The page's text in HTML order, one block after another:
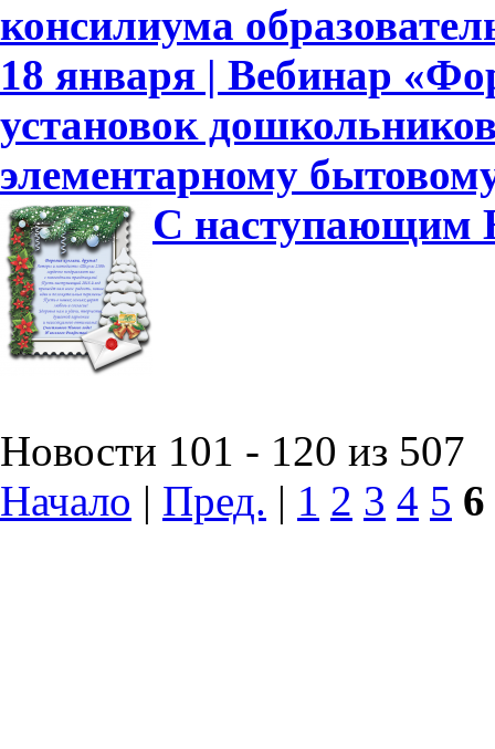
консилиума
18 января | Вебинар
установок
элементарному
С наступающим
Новости 101 - 120 из 507
Начало | Пред. | 1 2 3 4 5 6